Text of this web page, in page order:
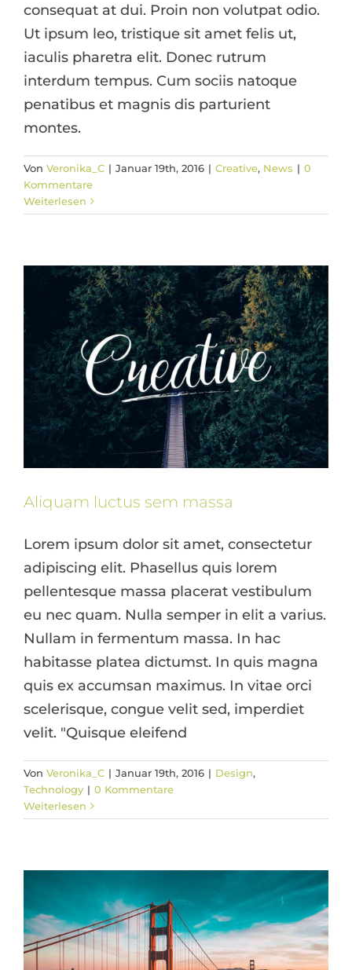
consequat at dui. Proin non volutpat odio.
Ut ipsum leo, tristique sit amet felis ut,
iaculis pharetra elit. Donec rutrum
interdum tempus. Cum sociis natoque
penatibus et magnis dis parturient
montes.
Von Veronika_C | Januar 19th, 2016 | Creative, News | 0
Kommentare
Weiterlesen
Aliquam luctus sem massa
Aliquam luctus sem massa
Lorem ipsum dolor sit amet, consectetur
adipiscing elit. Phasellus quis lorem
pellentesque massa placerat vestibulum
eu nec quam. Nulla semper in elit a varius.
Nullam in fermentum massa. In hac
habitasse platea dictumst. In quis magna
quis ex accumsan maximus. In vitae orci
scelerisque, congue velit sed, imperdiet
velit. "Quisque eleifend
Von Veronika_C | Januar 19th, 2016 | Design,
Technology | 0 Kommentare
Weiterlesen
Sed placerat velit ante feugiat